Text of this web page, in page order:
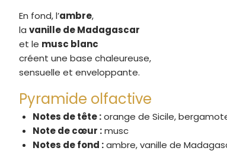
En fond, l’ambre,
la vanille de Madagascar
et le musc blanc
créent une base chaleureuse,
sensuelle et enveloppante.
Pyramide olfactive
Notes de tête :orange de Sicile,
Note de cœur :musc
Notes de fond :ambre, vanille de